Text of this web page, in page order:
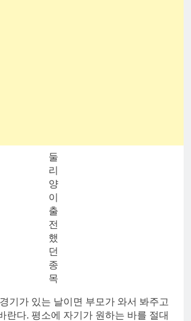
둘
리
양
이
출
전
했
던
종
목
기가 있는 날이면 부모가 와서 봐주고
란다. 평소에 자기가 원하는 바를 절대